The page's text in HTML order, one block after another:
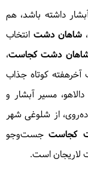
داشته باشد، هم
شاهان دشت انتخاب
دشت کجاست،
کوتاه جذاب
مسیر آبشار و
از شلوغی شهر
کجاستجست‌وجو
لاریجان است.